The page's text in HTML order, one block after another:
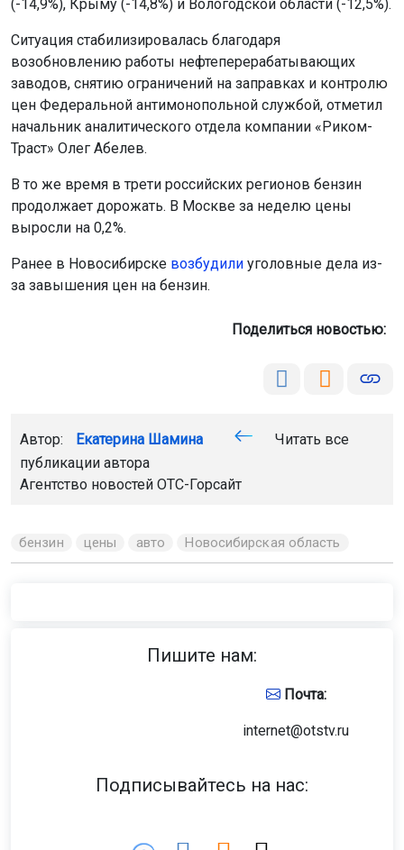
(-14,9%), Крыму (-14,8%) и Вологодской области (-12,5%).
Ситуация стабилизировалась благодаря
возобновлению работы нефтеперерабатывающих
заводов, снятию ограничений на заправках и контролю
цен Федеральной антимонопольной службой, отметил
начальник аналитического отдела компании «Риком-
Траст» Олег Абелев.
В то же время в трети российских регионов бензин
продолжает дорожать. В Москве за неделю цены
выросли на 0,2%.
Ранее в Новосибирске возбудили уголовные дела из-
за завышения цен на бензин.
Поделиться новостью:
Автор: Екатерина Шамина
Читать все
публикации автора
Агентство новостей ОТС-Горсайт
бензин цены авто Новосибирская область
Пишите нам:
Почта:
internet@otstv.ru
Подписывайтесь на нас: